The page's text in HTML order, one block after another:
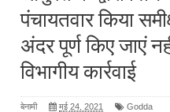
पंचायतवार किया
अंदर पूर्ण किए जाएं
विभागीय कार्रवाई
बेनामी मई 24, 2021 Godda